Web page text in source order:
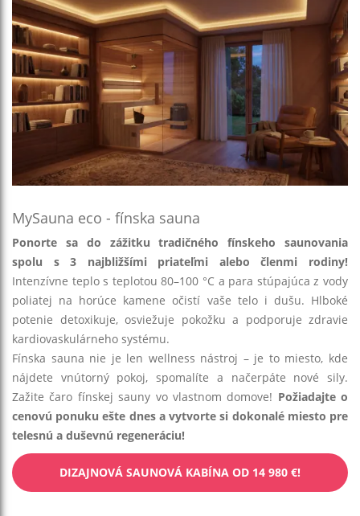
MySauna eco - fínska sauna
Ponorte sa do zážitku tradičného fínskeho saunovania
spolu s 3 najbližšími priateľmi alebo členmi rodiny!
Intenzívne teplo s teplotou 80–100 °C a para stúpajúca z vody
poliatej na horúce kamene očistí vaše telo i dušu. Hlboké
potenie detoxikuje, osviežuje pokožku a podporuje zdravie
kardiovaskulárneho systému.
Fínska sauna nie je len wellness nástroj – je to miesto, kde
nájdete vnútorný pokoj, spomalíte a načerpáte nové sily.
Zažite čaro fínskej sauny vo vlastnom domove! Požiadajte o
cenovú ponuku ešte dnes a vytvorte si dokonalé miesto pre
telesnú a duševnú regeneráciu!
DIZAJNOVÁ SAUNOVÁ KABÍNA OD 14 980 €!